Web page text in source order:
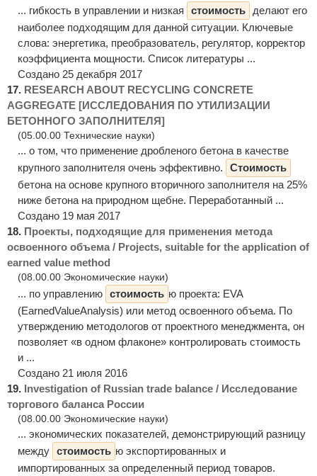
... гибкость в управлении и низкая стоимость
делают его
наиболее подходящим для данной ситуации. Ключевые
слова: энергетика, преобразователь, регулятор, корректор
коэффициента мощности. Список литературы ...
Создано 25 декабря 2017
17. RESEARCH ABOUT RECYCLING CONCRETE
AGGREGATE [ИССЛЕДОВАНИЯ ПО УТИЛИЗАЦИИ
БЕТОННОГО ЗАПОЛНИТЕЛЯ]
(05.00.00 Технические науки)
... о том, что применение дробленого бетона в качестве
крупного заполнителя очень эффективно.
Стоимость
бетона на основе крупного вторичного заполнителя на 25%
ниже бетона на природном щебне. Переработанный ...
Создано 19 мая 2017
18. Проекты, подходящие для применения метода
освоенного объема / Projects, suitable for the application of
earned value method
(08.00.00 Экономические науки)
... по управлению стоимость ю проекта: EVA
(EarnedValueAnalysis) или метод освоенного объема. По
утверждению методологов от проектного менеджмента, он
позволяет «в одном флаконе» контролировать стоимость
и ...
Создано 21 июля 2016
19. Investigation of Russian trade balance / Исследование
торгового баланса России
(08.00.00 Экономические науки)
... экономических показателей, демонстрирующий разницу
между стоимость ю экспортированных и
импортированных за определенный период товаров.